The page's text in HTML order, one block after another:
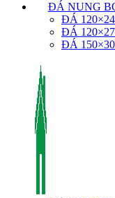
ĐÁ NUNG
ĐÁ
ĐÁ
ĐÁ